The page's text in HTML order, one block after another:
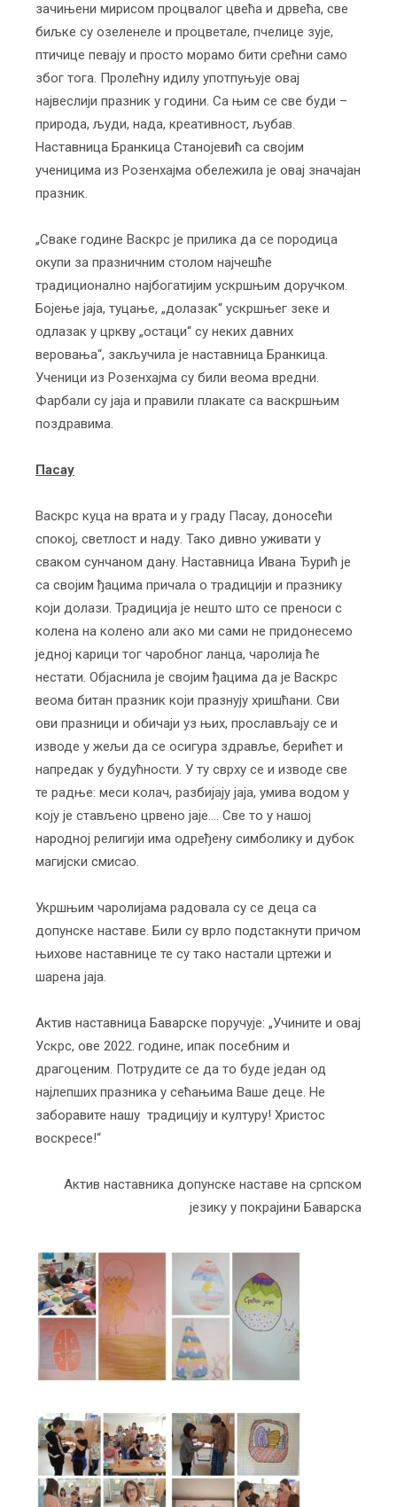
зачињени мирисом процвалог цвећа и дрвећа, све
биљке су озеленеле и процветале, пчелице зује,
птичице певају и просто морамо бити срећни само
због тога. Пролећну идилу употпуњује овај
највеслији празник у години. Са њим се све буди –
природа, људи, нада, креативност, љубав.
Наставница Бранкица Станојевић са својим
ученицима из Розенхајма обележила је овај значајан
празник.
„Сваке године Васкрс је прилика да се породица
окупи за празничним столом најчешће
традиционално најбогатијим ускршњим доручком.
Бојење јаја, туцање, „долазак“ ускршњег зеке и
одлазак у цркву „остаци“ су неких давних
веровања“, закључила је наставница Бранкица.
Ученици из Розенхајма су били веома вредни.
Фарбали су јаја и правили плакате са васкршњим
поздравима.
Пасау
Васкрс куца на врата и у граду Пасау, доносећи
спокој, светлост и наду. Тако дивно уживати у
сваком сунчаном дану. Наставница Ивана Ђурић је
са својим ђацима причала о традицији и празнику
који долази. Традиција је нешто што се преноси с
колена на колено али ако ми сами не придонесемо
једној карици тог чаробног ланца, чаролија ће
нестати. Објаснила је својим ђацима да је Васкрс
веома битан празник који празнују хришћани. Сви
ови празници и обичаји уз њих, прослављају се и
изводе у жељи да се осигура здравље, берићет и
напредак у будућности. У ту сврху се и изводе све
те радње: меси колач, разбијају јаја, умива водом у
коју је стављено црвено јаје…. Све то у нашој
народној религији има одређену симболику и дубок
магијски смисао.
Укршњим чаролијама радовала су се деца са
допунске наставе. Били су врло подстакнути причом
њихове наставнице те су тако настали цртежи и
шарена јаја.
Актив наставница Баварске поручује: „Учините и овај
Ускрс, ове 2022. године, ипак посебним и
драгоценим. Потрудите се да то буде један од
најлепших празника у сећањима Ваше деце. Не
заборавите нашу традицију и културу! Христос
воскресе!“
Актив наставника допунске наставе на српском
језику у покрајини Баварска